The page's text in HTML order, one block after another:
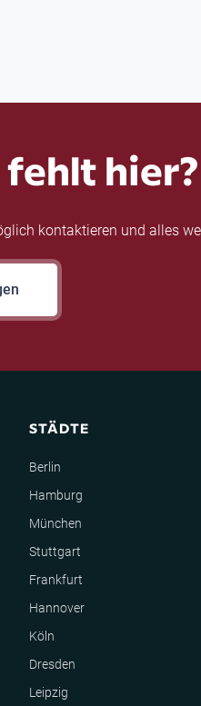
hier?
kontaktieren und alles
STÄDTE
Berlin
Hamburg
München
Stuttgart
Frankfurt
Hannover
Köln
Dresden
Leipzig